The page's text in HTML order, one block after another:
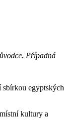
Případná
sbírkou egyptských
kultury a